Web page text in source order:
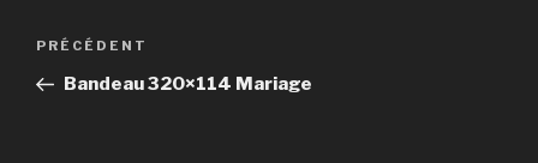
Navigation
l’article
Article
précédent
PRÉCÉDENT
Bandeau 320×114 Mariage